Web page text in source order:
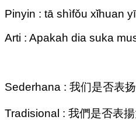
Pinyin : tā shìfǒu xǐhuan
Arti : Apakah dia suka
Sederhana : 我们是否表扬
Tradisional : 我們是否表